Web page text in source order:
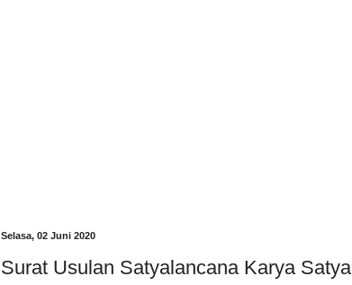
Selasa, 02 Juni 2020
Surat Usulan Satyalancana Karya Satya